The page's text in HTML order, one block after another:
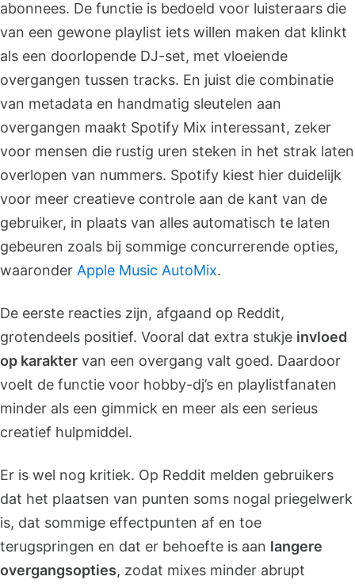
abonnees. De functie is bedoeld voor luisteraars die
van een gewone playlist iets willen maken dat klinkt
als een doorlopende DJ-set, met vloeiende
overgangen tussen tracks. En juist die combinatie
van metadata en handmatig sleutelen aan
overgangen maakt Spotify Mix interessant, zeker
voor mensen die rustig uren steken in het strak laten
overlopen van nummers. Spotify kiest hier duidelijk
voor meer creatieve controle aan de kant van de
gebruiker, in plaats van alles automatisch te laten
gebeuren zoals bij sommige concurrerende opties,
waaronder Apple Music AutoMix.
De eerste reacties zijn, afgaand op Reddit,
grotendeels positief. Vooral dat extra stukje invloed
op karakter van een overgang valt goed. Daardoor
voelt de functie voor hobby-dj’s en playlistfanaten
minder als een gimmick en meer als een serieus
creatief hulpmiddel.
Er is wel nog kritiek. Op Reddit melden gebruikers
dat het plaatsen van punten soms nogal priegelwerk
is, dat sommige effectpunten af en toe
terugspringen en dat er behoefte is aan langere
overgangsopties, zodat mixes minder abrupt